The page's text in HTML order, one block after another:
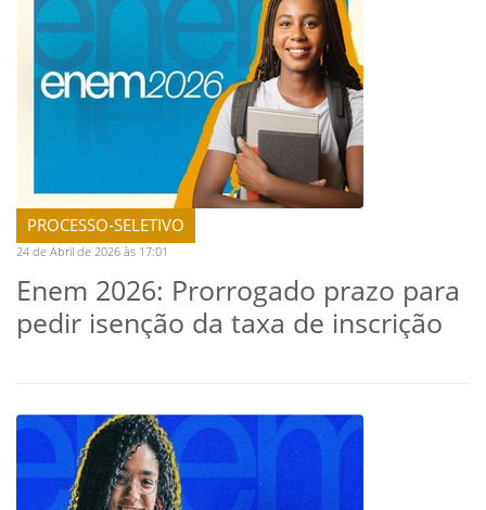
PROCESSO-SELETIVO
24 de Abril de 2026 às 17:01
Enem 2026: Prorrogado prazo para
pedir isenção da taxa de inscrição